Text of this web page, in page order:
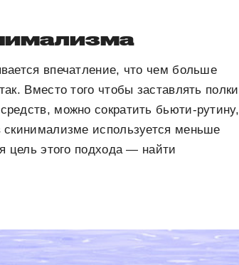
впечатление, что чем больше
Вместо того чтобы заставлять полки
можно сократить бьюти-рутину,
используется меньше
цель этого подхода — найти